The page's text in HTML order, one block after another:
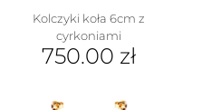
Kolczyki koła 6cm z
cyrkoniami
750.00 zł